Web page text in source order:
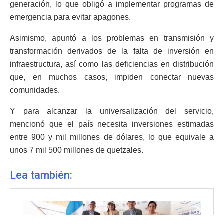
generación, lo que obligó a implementar programas de
emergencia para evitar apagones.
Asimismo, apuntó a los problemas en transmisión y
transformación derivados de la falta de inversión en
infraestructura, así como las deficiencias en distribución
que, en muchos casos, impiden conectar nuevas
comunidades.
Y para alcanzar la universalización del servicio,
mencionó que el país necesita inversiones estimadas
entre 900 y mil millones de dólares, lo que equivale a
unos 7 mil 500 millones de quetzales.
Lea también: